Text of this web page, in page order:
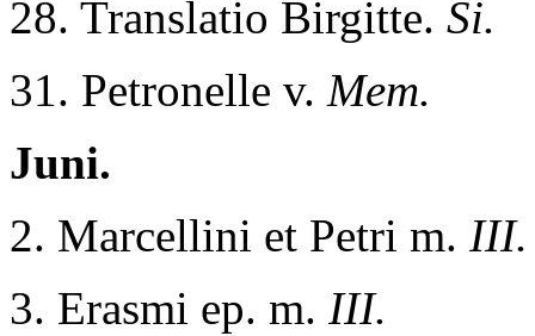
28. Translatio Birgitte. Si.
31. Petronelle v. Mem.
Juni.
2. Marcellini et Petri m. III.
3. Erasmi ep. m. III.